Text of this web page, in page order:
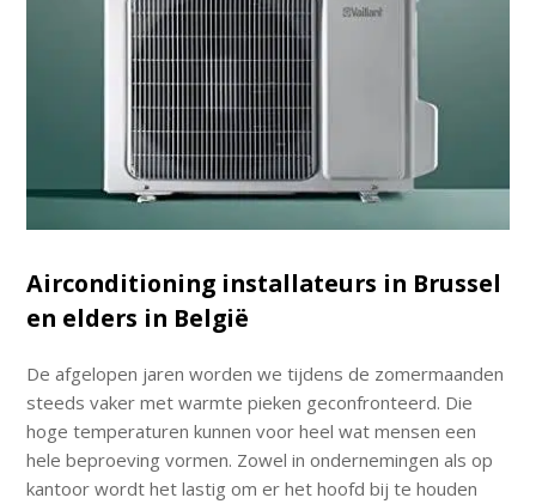
Airconditioning installateurs in Brussel
en elders in België
De afgelopen jaren worden we tijdens de zomermaanden
steeds vaker met warmte pieken geconfronteerd. Die
hoge temperaturen kunnen voor heel wat mensen een
hele beproeving vormen. Zowel in ondernemingen als op
kantoor wordt het lastig om er het hoofd bij te houden